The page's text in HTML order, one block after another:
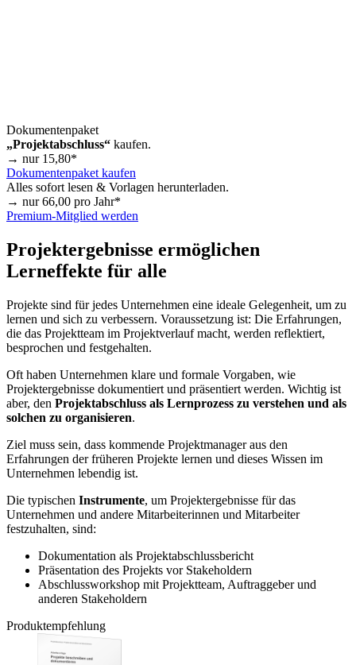
Dokumentenpaket
„Projektabschluss“ kaufen.
→ nur 15,80*
Dokumentenpaket kaufen
Alles sofort lesen & Vorlagen herunterladen.
→ nur66,00 pro Jahr*
Premium-Mitglied werden
Projektergebnisse ermöglichen
Lerneffekte für alle
Projekte sind für jedes Unternehmen eine ideale Gelegenheit, um zu
lernen und sich zu verbessern. Voraussetzung ist: Die Erfahrungen,
die das Projektteam im Projektverlauf macht, werden reflektiert,
besprochen und festgehalten.
Oft haben Unternehmen klare und formale Vorgaben, wie
Projektergebnisse dokumentiert und präsentiert werden. Wichtig ist
aber, den Projektabschluss als Lernprozess zu verstehen und als
solchen zu organisieren.
Ziel muss sein, dass kommende Projektmanager aus den
Erfahrungen der früheren Projekte lernen und dieses Wissen im
Unternehmen lebendig ist.
Die typischen Instrumente, um Projektergebnisse für das
Unternehmen und andere Mitarbeiterinnen und Mitarbeiter
festzuhalten, sind:
Dokumentation als Projektabschlussbericht
Präsentation des Projekts vor Stakeholdern
Abschlussworkshop mit Projektteam, Auftraggeber und
anderen Stakeholdern
Produktempfehlung